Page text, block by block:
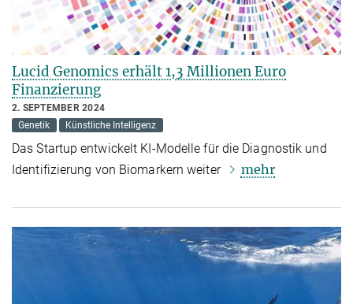
Lucid Genomics erhält 1,3 Millionen Euro
Finanzierung
2. SEPTEMBER 2024
Genetik
Künstliche Intelligenz
Das Startup entwickelt KI-Modelle für die Diagnostik und
Identifizierung von Biomarkern weiter
mehr